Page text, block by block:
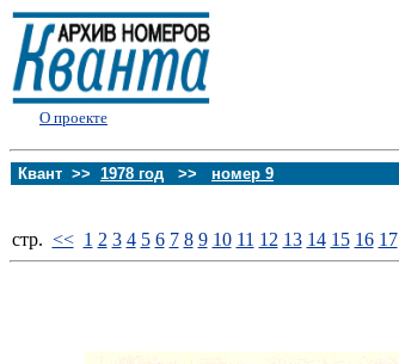
О проекте
Квант >> 1978 год >> номер 9
стp. << 1 2 3 4 5 6 7 8 9 10 11 12 13 14 15 16 17